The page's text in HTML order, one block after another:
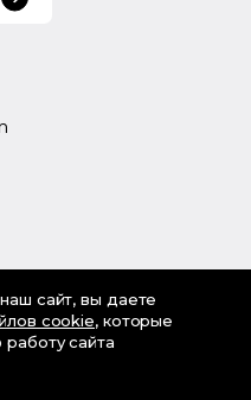
магазин люстр и
сайт, вы даете
cookie, которые
сайта